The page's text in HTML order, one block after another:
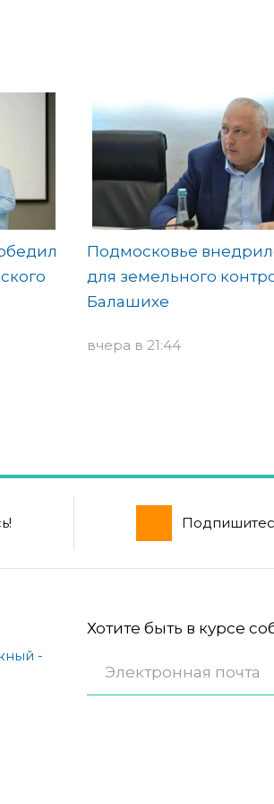
Подмосковье
для земельного
Балашихе
вчера в 21:44
-
Хотите быть в курсе